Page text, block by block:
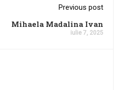
Previous post
Mihaela Madalina Ivan
iulie 7, 2025